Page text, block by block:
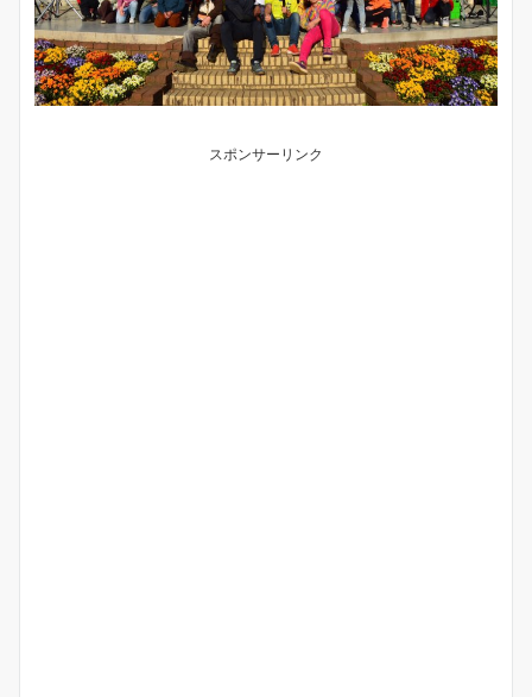
スポンサーリンク